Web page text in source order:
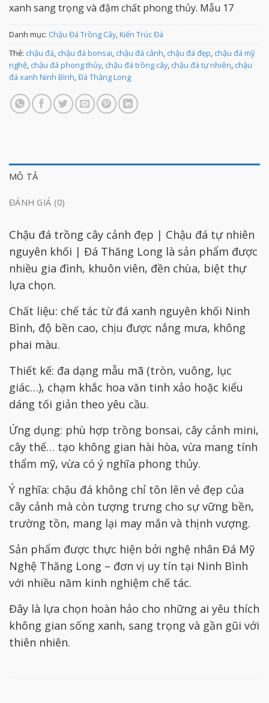
xanh sang trọng và đậm chất phong thủy. Mẫu 17
Danh mục: Chậu Đá Trồng Cây,Kiến Trúc Đá
Thẻ: chậu đá, chậu đá bonsai, chậu đá cảnh, chậu đá đẹp, chậu đá mỹ
nghệ, chậu đá phong thủy, chậu đá trồng cây, chậu đá tự nhiên, chậu
đá xanh Ninh Bình,Đá Thăng Long
MÔ TẢ
ĐÁNH GIÁ (0)
Chậu đá trồng cây cảnh đẹp | Chậu đá tự nhiên
nguyên khối | Đá Thăng Long là sản phẩm được
nhiều gia đình, khuôn viên, đền chùa, biệt thự
lựa chọn.
Chất liệu: chế tác từ đá xanh nguyên khối Ninh
Bình, độ bền cao, chịu được nắng mưa, không
phai màu.
Thiết kế: đa dạng mẫu mã (tròn, vuông, lục
giác…), chạm khắc hoa văn tinh xảo hoặc kiểu
dáng tối giản theo yêu cầu.
Ứng dụng: phù hợp trồng bonsai, cây cảnh mini,
cây thế… tạo không gian hài hòa, vừa mang tính
thẩm mỹ, vừa có ý nghĩa phong thủy.
Ý nghĩa: chậu đá không chỉ tôn lên vẻ đẹp của
cây cảnh mà còn tượng trưng cho sự vững bền,
trường tồn, mang lại may mắn và thịnh vượng.
Sản phẩm được thực hiện bởi nghệ nhân Đá Mỹ
Nghệ Thăng Long – đơn vị uy tín tại Ninh Bình
với nhiều năm kinh nghiệm chế tác.
Đây là lựa chọn hoàn hảo cho những ai yêu thích
không gian sống xanh, sang trọng và gần gũi với
thiên nhiên.